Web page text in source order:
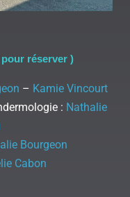
réserver )
– Kamie Vincourt
: Nathalie
Bourgeon
Cabon